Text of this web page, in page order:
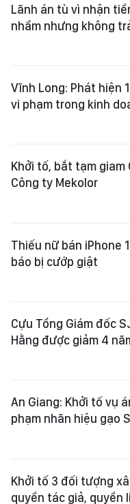
Lãnh án tù vì nhận
nhầm nhưng không
Vĩnh Long: Phát hiện
vi phạm trong kinh
Khởi tố, bắt tạm giam
Công ty Mekolor
Thiếu nữ bán iPhone
báo bị cướp giật
Cựu Tổng Giám đốc
Hằng được giảm 4
An Giang: Khởi tố vụ
phạm nhãn hiệu gạo
Khởi tố 3 đối tượng
quyền tác giả, quyền